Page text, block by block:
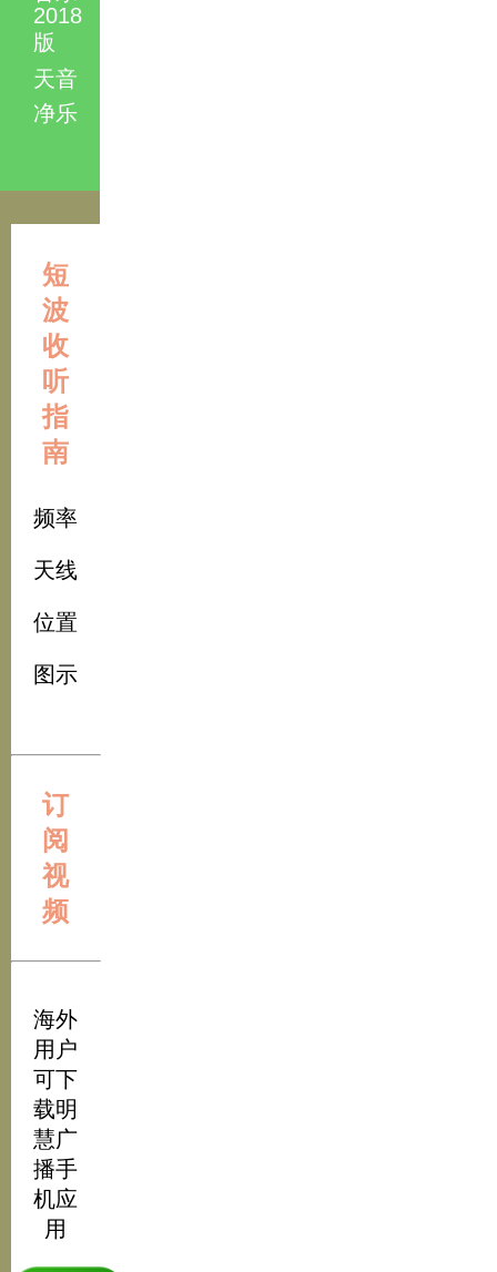
2018
版
天音
净乐
短
波
收
听
指
南
频率
天线
位置
图示
订
阅
视
频
海外
用户
可下
载明
慧广
播手
机应
用